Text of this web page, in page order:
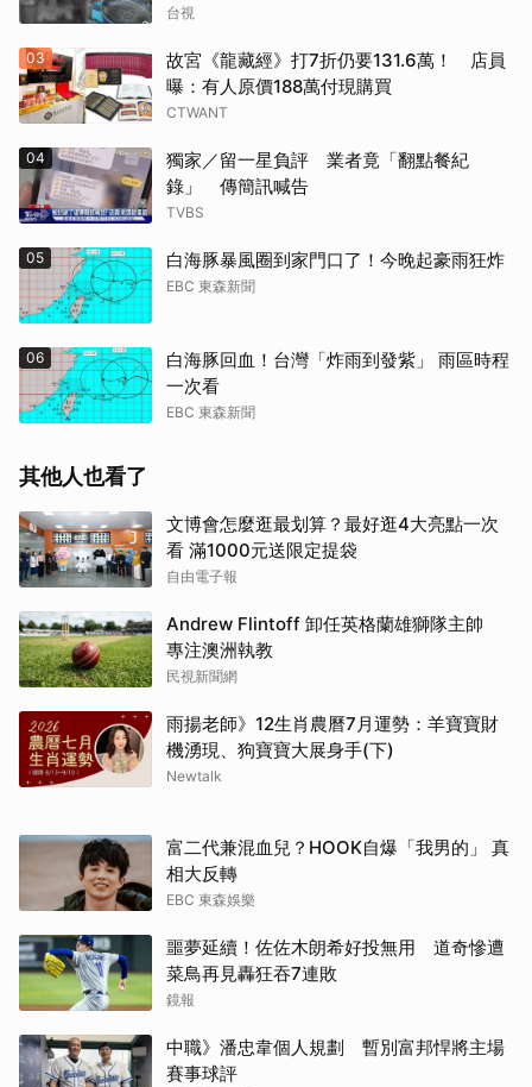
台視
03
故宮《龍藏經》打7折仍要131.6萬！ 店員
曝：有人原價188萬付現購買
CTWANT
04
獨家／留一星負評 業者竟「翻點餐紀
錄」 傳簡訊喊告
TVBS
05 白海豚暴風圈到家門口了！今晚起豪雨狂炸
EBC 東森新聞
06
白海豚回血！台灣「炸雨到發紫」 雨區時程
一次看
EBC 東森新聞
其他人也看了
文博會怎麼逛最划算？最好逛4大亮點一次
看 滿1000元送限定提袋
自由電子報
Andrew Flintoff 卸任英格蘭雄獅隊主帥
專注澳洲執教
民視新聞網
雨揚老師》12生肖農曆7月運勢：羊寶寶財
機湧現、狗寶寶大展身手(下)
Newtalk
富二代兼混血兒？HOOK自爆「我男的」 真
相大反轉
EBC 東森娛樂
噩夢延續！佐佐木朗希好投無用 道奇慘遭
菜鳥再見轟狂吞7連敗
鏡報
中職》潘忠韋個人規劃 暫別富邦悍將主場
賽事球評